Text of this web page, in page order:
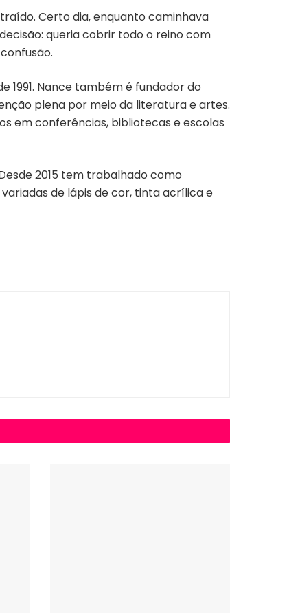
Certo dia, enquanto caminhava
queria cobrir todo o reino com
1991. Nance também é fundador do
plena por meio da literatura e artes.
em conferências, bibliotecas e escolas
2015 tem trabalhado como
de lápis de cor, tinta acrílica e